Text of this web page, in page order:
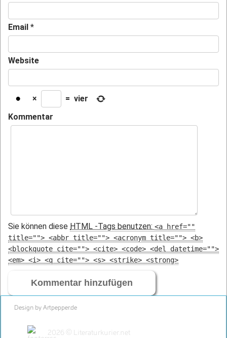
Email *
Website
× = vier
Kommentar
Sie können diese HTML -Tags benutzen: <a href=""
title=""> <abbr title=""> <acronym title=""> <b>
<blockquote cite=""> <cite> <code> <del datetime="">
<em> <i> <q cite=""> <s> <strike> <strong>
2026 © Literaturkurier.net
Design by Artpepper.de